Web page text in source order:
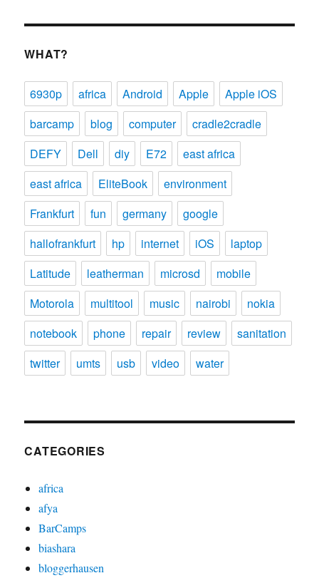
WHAT?
6930p africa Android Apple
Apple iOS
barcamp
blog computer
cradle2cradle
DEFY
Dell diy E72
east africa
east africa
EliteBook
environment
Frankfurt
fun germany
google
hallofrankfurt
hp internet iOS
laptop
Latitude
leatherman microsd
mobile
Motorola
multitool music nairobi
nokia
notebook
phone repair review
sanitation
twitter
umts usb video water
CATEGORIES
africa
afya
BarCamps
biashara
bloggerhausen